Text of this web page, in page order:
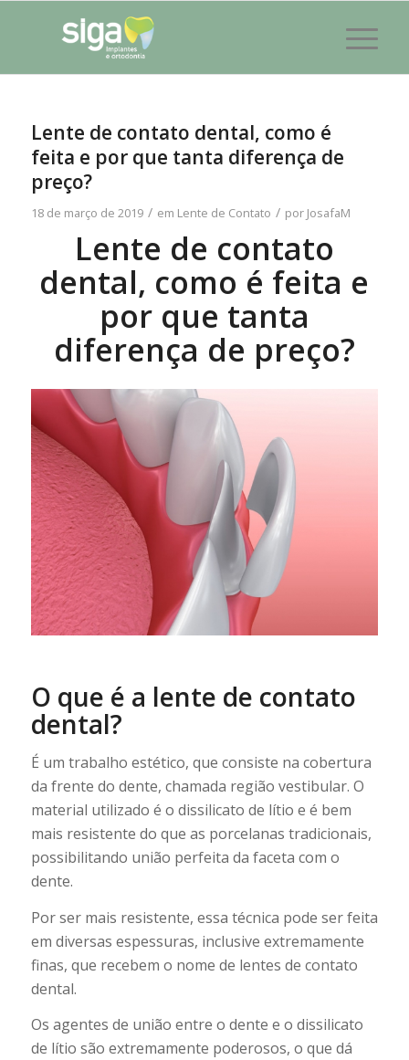
Lente de contato dental, como é
feita e por que tanta diferença de
preço?
18 de março de 2019 / em Lente de Contato / por JosafaM
Lente de contato
dental, como é feita e
por que tanta
diferença de preço?
O que é a lente de contato
dental?
É um trabalho estético, que consiste na cobertura
da frente do dente, chamada região vestibular. O
material utilizado é o dissilicato de lítio e é bem
mais resistente do que as porcelanas tradicionais,
possibilitando união perfeita da faceta com o
dente.
Por ser mais resistente, essa técnica pode ser feita
em diversas espessuras, inclusive extremamente
finas, que recebem o nome de lentes de contato
dental.
Os agentes de união entre o dente e o dissilicato
de lítio são extremamente poderosos, o que dá